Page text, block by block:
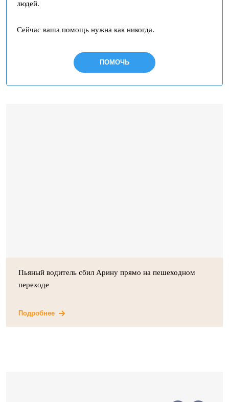
людей.
Сейчас ваша помощь нужна как никогда.
ПОМОЧЬ
Пьяный водитель сбил Арину прямо на пешеходном
переходе
Подробнее